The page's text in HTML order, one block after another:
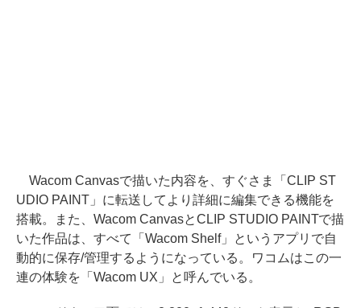
Wacom Canvasで描いた内容を、すぐさま「CLIP ST
UDIO PAINT」に転送してより詳細に編集できる機能を
搭載。また、Wacom CanvasとCLIP STUDIO PAINTで描
いた作品は、すべて「Wacom Shelf」というアプリで自
動的に保存/管理するようになっている。ワコムはこの一
連の体験を「Wacom UX」と呼んでいる。